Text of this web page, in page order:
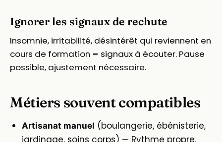
Ignorer les signaux de rechute
Insomnie, irritabilité, désintérêt qui reviennent en
cours de formation = signaux à écouter. Pause
possible, ajustement nécessaire.
Métiers souvent compatibles
Artisanat manuel (boulangerie, ébénisterie,
jardinage, soins corps) — Rythme propre,